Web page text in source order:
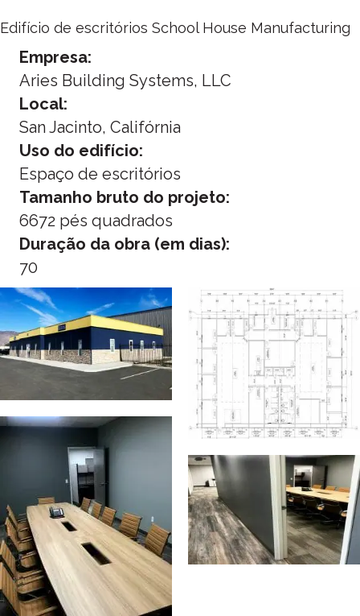
Edifício de escritórios School House Manufacturing
Empresa:
Aries Building Systems, LLC
Local:
San Jacinto, Califórnia
Uso do edifício:
Espaço de escritórios
Tamanho bruto do projeto:
6672 pés quadrados
Duração da obra (em dias):
70